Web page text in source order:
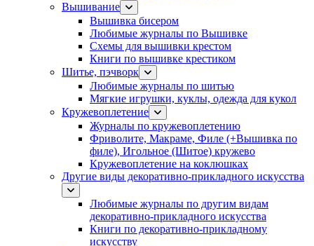
Вышивание
Вышивка бисером
Любимые журналы по Вышивке
Схемы для вышивки крестом
Книги по вышивке крестиком
Шитье, пэчворк
Любимые журналы по шитью
Мягкие игрушки, куклы, одежда для кукол
Кружевоплетение
Журналы по кружевоплетению
Фриволите, Макраме, Филе (+Вышивка по
филе), Игольное (Шитое) кружево
Кружевоплетение на коклюшках
Другие виды декоративно-прикладного искусства
Любимые журналы по другим видам
декоративно-прикладного искусства
Книги по декоративно-прикладному
искусству